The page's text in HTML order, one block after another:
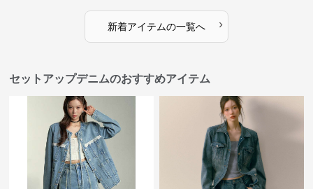
新着アイテムの一覧へ ›
セットアップデニムのおすすめアイテム